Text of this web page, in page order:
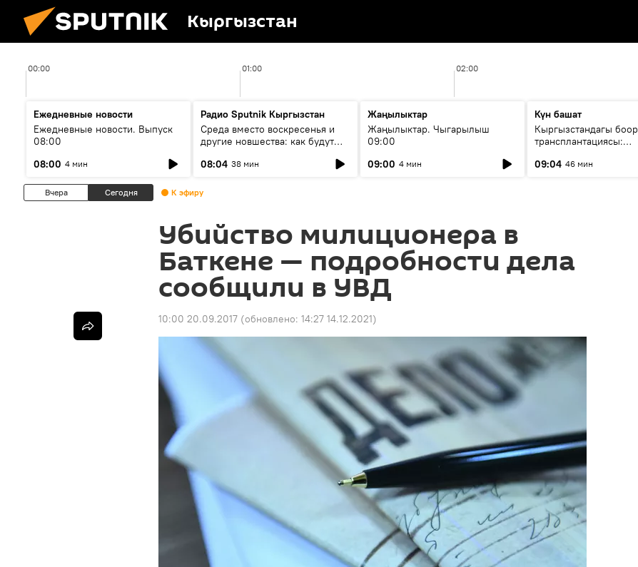
Кыргызстан
00:00 01:00 02:00
Ежедневные новости
Ежедневные новости. Выпуск
08:00
08:00 4 мин
Радио Sputnik Кыргызстан
Среда вместо воскресенья и
другие новшества: как будут
08:04 38 мин
Жаңылыктар
Жаңылыктар. Чыгарылыш
09:00
09:00 4 мин
Күн башат
Кыргызстандагы боор
трансплантациясы:
келечеги
09:04 46 мин
Вчера Сегодня К эфиру
Убийство милиционера в
Баткене — подробности дела
сообщили в УВД
10:00 20.09.2017 (обновлено: 14:27 14.12.2021)